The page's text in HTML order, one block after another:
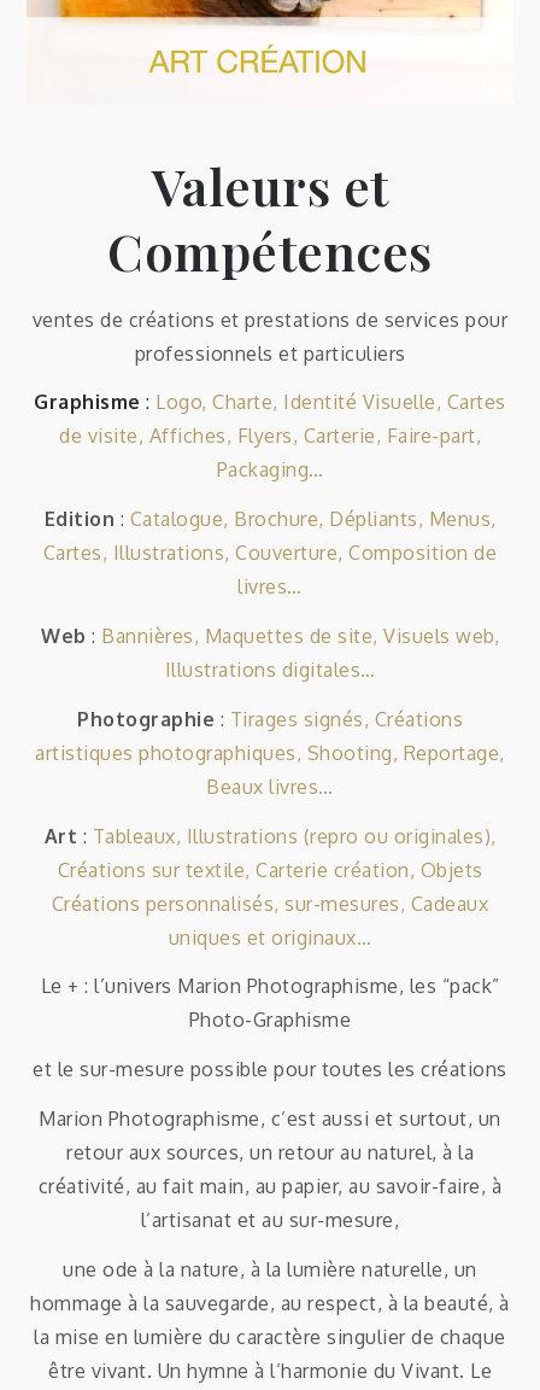
Valeurs et
Compétences
ventes de créations et prestations de services pour
professionnels et particuliers
Graphisme : Logo, Charte, Identité Visuelle, Cartes
de visite, Affiches, Flyers, Carterie, Faire-part,
Packaging…
Edition : Catalogue, Brochure, Dépliants, Menus,
Cartes, Illustrations, Couverture, Composition de
livres…
Web : Bannières, Maquettes de site, Visuels web,
Illustrations digitales…
Photographie : Tirages signés, Créations
artistiques photographiques, Shooting, Reportage,
Beaux livres…
Art : Tableaux, Illustrations (repro ou originales),
Créations sur textile, Carterie création, Objets
Créations personnalisés, sur-mesures, Cadeaux
uniques et originaux…
Le + : l’univers Marion Photographisme, les “pack”
Photo-Graphisme
et le sur-mesure possible pour toutes les créations
Marion Photographisme, c’est aussi et surtout, un
retour aux sources, un retour au naturel, à la
créativité, au fait main, au papier, au savoir-faire, à
l’artisanat et au sur-mesure,
une ode à la nature, à la lumière naturelle, un
hommage à la sauvegarde, au respect, à la beauté, à
la mise en lumière du caractère singulier de chaque
être vivant. Un hymne à l’harmonie du Vivant. Le